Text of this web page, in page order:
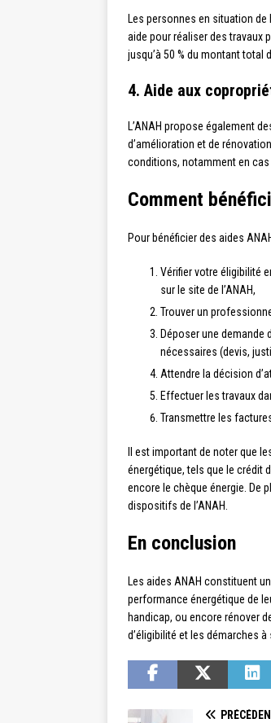
Les personnes en situation
aide pour réaliser des travaux
jusqu’à 50 % du montant total
4. Aide aux
L’ANAH propose également
d’amélioration et de
conditions, notamment en cas
Comment
Pour bénéficier des aides
Vérifier votre éligibilité
sur le site de l’ANAH,
Trouver un
Déposer une
nécessaires (devis,
Attendre la décision
Effectuer les travaux
Transmettre les
Il est important de noter que
énergétique, tels que le crédit
encore le chèque énergie. De
dispositifs de l’ANAH.
En conclusion
Les aides ANAH constituent
performance énergétique de
handicap, ou encore rénover
d’éligibilité et les démarches